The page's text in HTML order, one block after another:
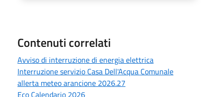
Contenuti correlati
Avviso di interruzione di energia elettrica
Interruzione servizio Casa Dell'Acqua Comunale
allerta meteo arancione 2026.27
Eco Calendario 2026